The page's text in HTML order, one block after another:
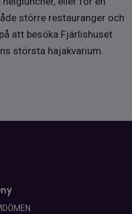
större restauranger och
att besöka Fjärlishuset
största hajakvarium.